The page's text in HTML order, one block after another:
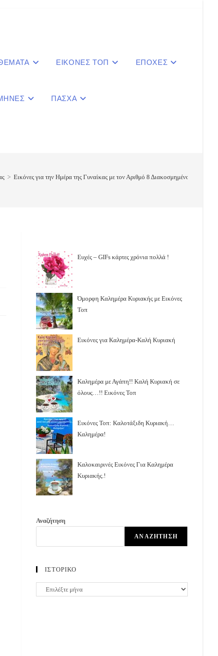
ΕΙΚΟΝΕΣ ΤΟΠ ΕΠΟΧΕΣ
ΠΑΣΧΑ
> Εικόνες για την Ημέρα της Γυναίκας με τον Αριθμό 8 Διακοσμημένο με
Ευχές – GIFs κάρτες χρόνια πολλά !
Όμορφη Καλημέρα Κυριακής με Εικόνες
Τοπ
Εικόνες για Καλημέρα-Καλή Κυριακή
Καλημέρα με Αγάπη!! Καλή Κυριακή σε
όλους…!! Εικόνες Τοπ
Εικόνες Τοπ: Καλοτάξιδη Κυριακή…
Καλημέρα!
Καλοκαιρινές Εικόνες Για Καλημέρα
Κυριακής.!
Αναζήτηση
ΑΝΑΖΉΤΗΣΗ
ΙΣΤΟΡΙΚΟ
ΙΣΤΟΡΙΚΟ